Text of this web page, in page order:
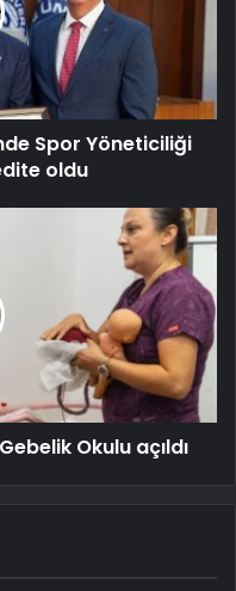
Spor Yöneticiliği
oldu
Okulu açıldı